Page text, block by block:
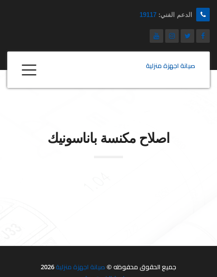
الدعم الفني: 19117
صيانة اجهزة منزلية
اصلاح مكنسة باناسونيك
جميع الحقوق محفوظه © صيانة اجهزة منزلية